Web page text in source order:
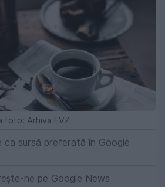
foto: Arhiva EVZ
ca sursă preferată în Google
ne pe Google News